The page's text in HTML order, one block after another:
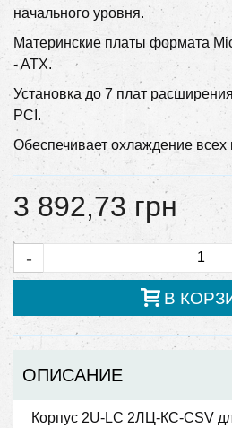
начального уровня.
Материнские платы формата
- ATX.
Установка до 7 плат
PCI.
Обеспечивает охлаждение всех
3 892,73 грн
-
В
ОПИСАНИЕ
Корпус 2U-LC 2ЛЦ-КС-CSV